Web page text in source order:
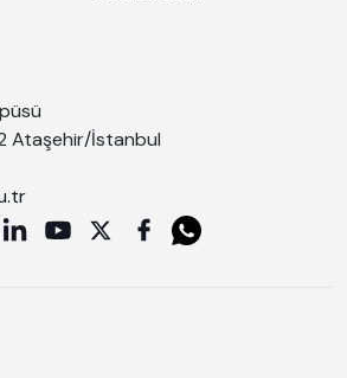
Ataşehir/İstanbul